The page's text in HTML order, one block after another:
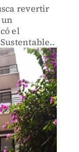
revertir
el